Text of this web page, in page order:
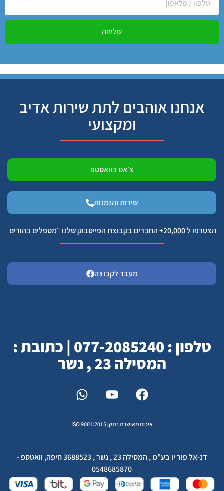
שליחה
אנחנו אוהבים לתת שירות אדיב
ומקצועי
צ׳אט בוואסטפ
שירות והזמנות
הצטרפו ל 20,000+ החברים בקבוצת הפייסבוק שלנו ״מטפלים בהורים
מעבר לקבוצה
טלפון : 077-2085240 | כתובת :
המסילה 23 , נשר
איכות מאושרת בתקן ISO 9001:2015
דנ-אל פור יו בע"מ , המסילה 23 , נשר , 3688523 חיפה, וואטספ -
0548685870